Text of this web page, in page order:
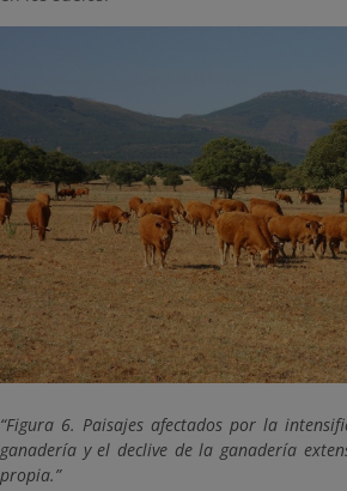
Figura 6. Paisajes afectados por la
ganadería y el declive de la ganadería
propia.